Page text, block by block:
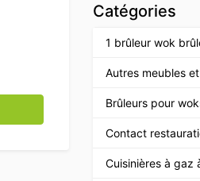
Premium-line 2 portes
Catégories
1 brûleur wok
Autres meubles
Brûleurs pour
Contact
Cuisinières à gaz